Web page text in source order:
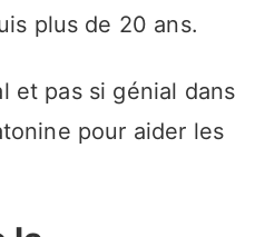
plus de 20 ans.
et pas si génial dans
pour aider les